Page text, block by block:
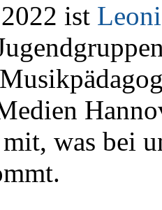
ist
was bei